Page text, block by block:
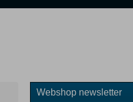
Webshop newsletter